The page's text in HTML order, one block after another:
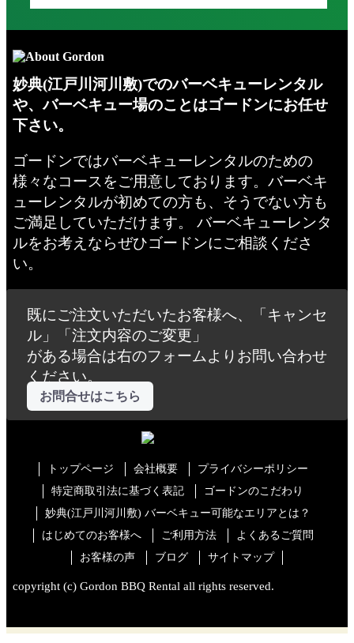
妙典(江戸川河川敷)でのバーベキューレンタル
や、バーベキュー場のことはゴードンにお任せ
下さい。
ゴードンではバーベキューレンタルのための
様々なコースをご用意しております。バーベキ
ューレンタルが初めての方も、そうでない方も
ご満足していただけます。 バーベキューレンタ
ルをお考えならぜひゴードンにご相談くださ
い。
既にご注文いただいたお客様へ、「キャンセ
ル」「注文内容のご変更」
がある場合は右のフォームよりお問い合わせ
ください。
お問合せはこちら
トップページ 会社概要
プライバシーポリシー
特定商取引法に基づく表記
ゴードンのこだわり
妙典(江戸川河川敷) バーベキュー可能なエリアとは？
はじめてのお客様へ
ご利用方法
よくあるご質問
お客様の声
ブログ サイトマップ
copyright (c) Gordon BBQ Rental all rights reserved.